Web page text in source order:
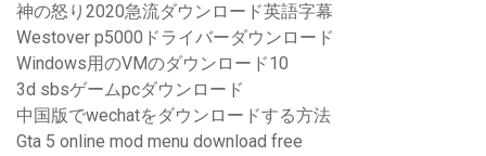
神の怒り2020急流ダウンロード英語字幕
Westover p5000ドライバーダウンロード
Windows用のVMのダウンロード10
3d sbsゲームpcダウンロード
中国版でwechatをダウンロードする方法
Gta 5 online mod menu download free